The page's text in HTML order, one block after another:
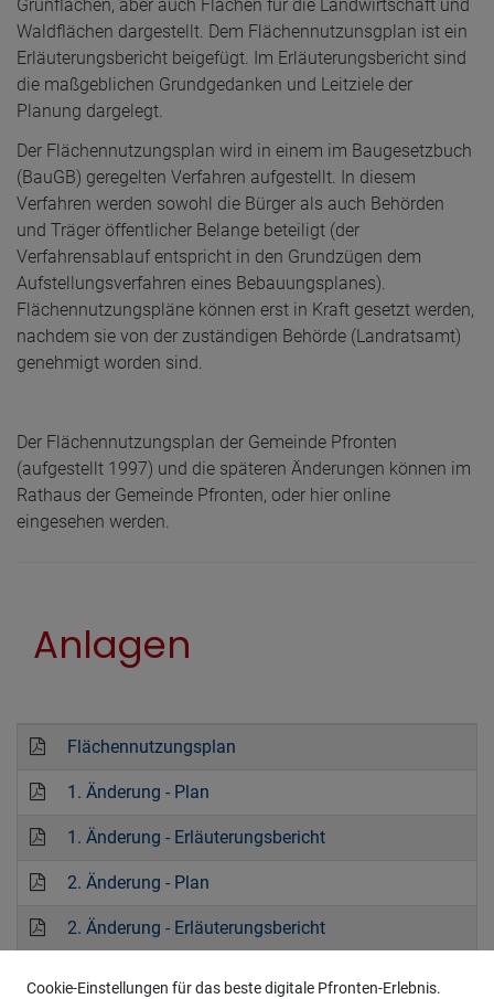
Grünflächen, aber auch Flächen für die Landwirtschaft und
Waldflächen dargestellt. Dem Flächennutzunsgplan ist ein
Erläuterungsbericht beigefügt. Im Erläuterungsbericht sind
die maßgeblichen Grundgedanken und Leitziele der
Planung dargelegt.
Der Flächennutzungsplan wird in einem im Baugesetzbuch
(BauGB) geregelten Verfahren aufgestellt. In diesem
Verfahren werden sowohl die Bürger als auch Behörden
und Träger öffentlicher Belange beteiligt (der
Verfahrensablauf entspricht in den Grundzügen dem
Aufstellungsverfahren eines Bebauungsplanes).
Flächennutzungspläne können erst in Kraft gesetzt werden,
nachdem sie von der zuständigen Behörde (Landratsamt)
genehmigt worden sind.
Der Flächennutzungsplan der Gemeinde Pfronten
(aufgestellt 1997) und die späteren Änderungen können im
Rathaus der Gemeinde Pfronten, oder hier online
eingesehen werden.
Anlagen
Flächennutzungsplan
1. Änderung - Plan
1. Änderung - Erläuterungsbericht
2. Änderung - Plan
2. Änderung - Erläuterungsbericht
Cookie-Einstellungen für das beste digitale Pfronten-Erlebnis.